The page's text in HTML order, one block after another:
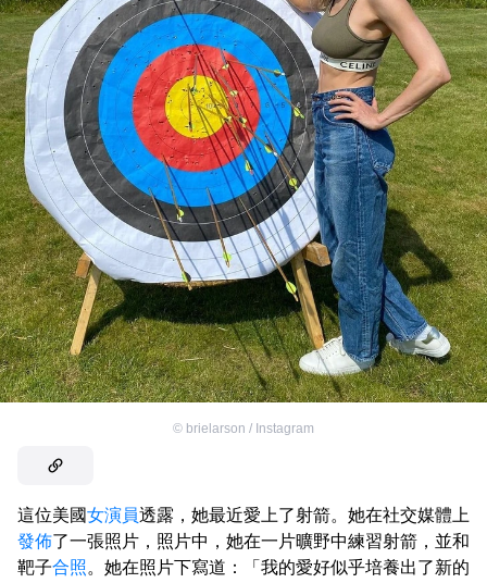
© brielarson / Instagram
這位美國女演員透露，她最近愛上了射箭。她在社交媒體上
發佈了一張照片，照片中，她在一片曠野中練習射箭，並和
靶子合照。她在照片下寫道：「我的愛好似乎培養出了新的